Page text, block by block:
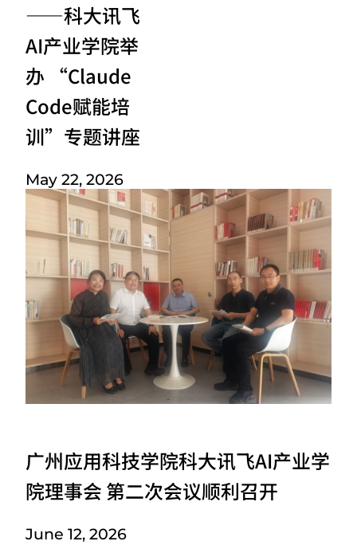
——科大讯飞
AI产业学院举
办 “Claude
Code赋能培
训”专题讲座
May 22, 2026
广州应用科技学院科大讯飞AI产业学
院理事会 第二次会议顺利召开
June 12, 2026